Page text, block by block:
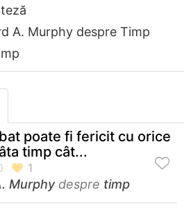
A. Murphy despre Timp
poate fi fericit cu orice
timp cât...
Murphydespre timp